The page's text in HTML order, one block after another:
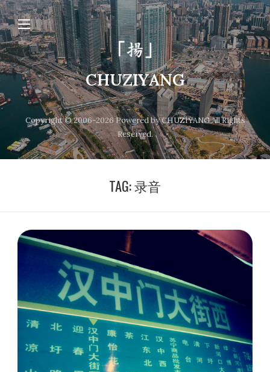
CHUZIYANG
Copyright © 2006-2026 Powered by CHUZIYANG All Rights
Reserved.
TAG:录音